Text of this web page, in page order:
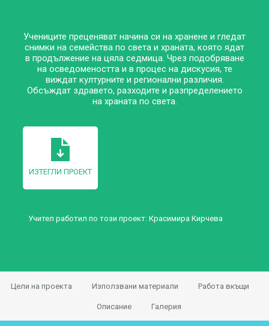
Учениците преценяват начина си на хранене и гледат
снимки на семейства по света и храната, която ядат
в продължение на цяла седмица. Чрез подобряване
на осведомеността и в процес на дискусия, те
виждат културните и регионални различия.
Обсъждат здравето, разходите и разпределението
на храната по света.
ИЗТЕГЛИ ПРОЕКТ
Учител работил по този проект: Красимира Кирчева
Цели на проекта Използвани материали Работа вкъщи
Описание Галерия